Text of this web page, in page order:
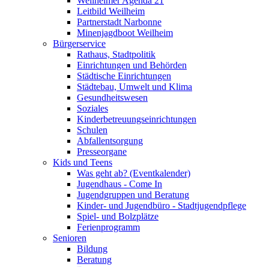
Leitbild Weilheim
Partnerstadt Narbonne
Minenjagdboot Weilheim
Bürgerservice
Rathaus, Stadtpolitik
Einrichtungen und Behörden
Städtische Einrichtungen
Städtebau, Umwelt und Klima
Gesundheitswesen
Soziales
Kinderbetreuungseinrichtungen
Schulen
Abfallentsorgung
Presseorgane
Kids und Teens
Was geht ab? (Eventkalender)
Jugendhaus - Come In
Jugendgruppen und Beratung
Kinder- und Jugendbüro - Stadtjugendpflege
Spiel- und Bolzplätze
Ferienprogramm
Senioren
Bildung
Beratung